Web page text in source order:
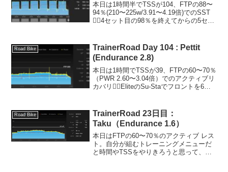
本日は1時間半でTSSが104、FTPの88〜
94％(210〜225w/3.91〜4.19倍)でのSST
🚴‍♂️4セット目の98％を終えてからの5セッ
まってしまったけ...
Road Bike
TrainerRoad Day 104 : Pettit
(Endurance 2.8)
本日は1時間でTSSが39、FTPの60〜70％
（PWR 2.60〜3.04倍）でのアクティブリ
カバリ🚴‍♂️EliteのSu-Staでフロントを6%
Road Bike
TrainerRoad 23日目：
Taku（Endurance 1.6）
本日はFTPの60〜70％のアクティブ レス
ト。自分が組むトレーニングメニューだ
と時間やTSSをやりきろうと思って、こ